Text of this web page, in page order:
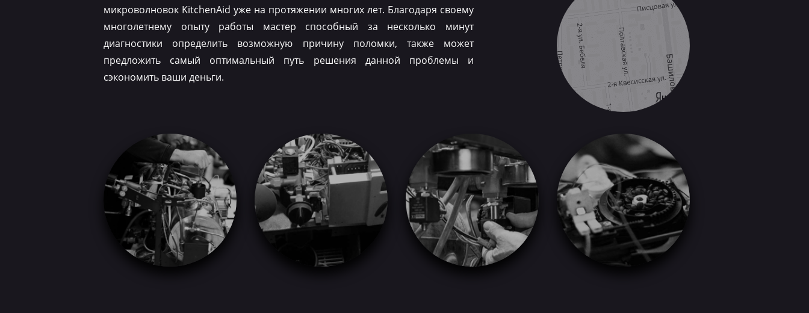
микроволновок KitchenAid уже на протяжении многих лет. Благодаря своему
многолетнему опыту работы мастер способный за несколько минут
диагностики определить возможную причину поломки, также может
предложить самый оптимальный путь решения данной проблемы и
сэкономить ваши деньги.